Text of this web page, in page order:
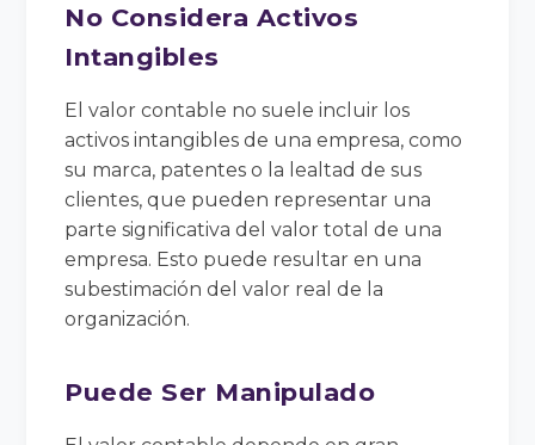
No Considera Activos
Intangibles
El valor contable no suele incluir los
activos intangibles de una empresa, como
su marca, patentes o la lealtad de sus
clientes, que pueden representar una
parte significativa del valor total de una
empresa. Esto puede resultar en una
subestimación del valor real de la
organización.
Puede Ser Manipulado